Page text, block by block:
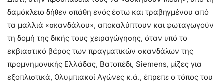
δαμόκλειο δήθεν σπάθη ενός έστω και τραβηγμένου από
τα μαλλιά «σκανδάλου», αποκαλύπτουν και φωταγωγούν
τη δομή της δικής τους χειραγώγησης, όταν υπό το
εκβιαστικό βάρος των πραγματικών σκανδάλων της
προμνημονικής Ελλάδας, Βατοπέδι, Siemens, μίζες για
εξοπλιστικά, Ολυμπιακοί Αγώνες κ.ά., έπρεπε ο τόπος του